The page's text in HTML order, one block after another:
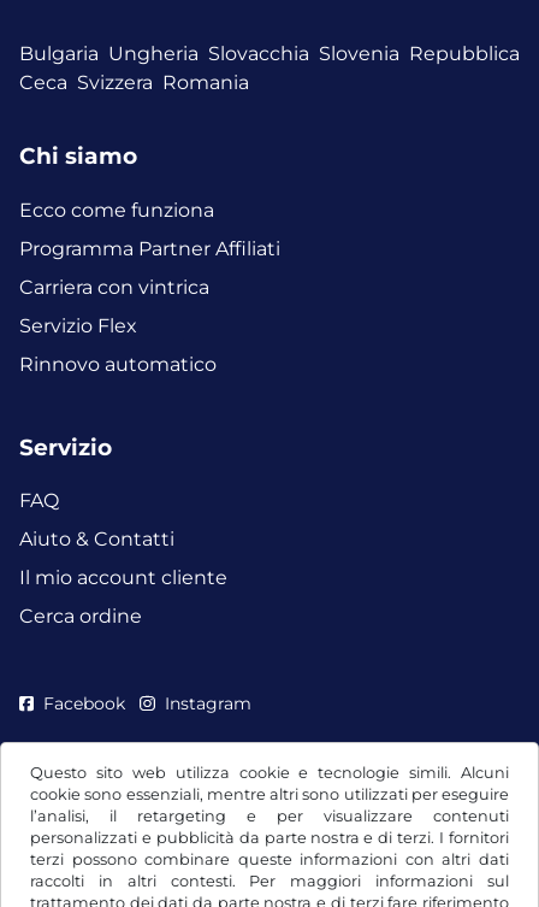
Questo sito web utilizza cookie e tecnologie simili. Alcuni
cookie sono essenziali, mentre altri sono utilizzati per eseguire
l’analisi, il retargeting e per visualizzare contenuti
personalizzati e pubblicità da parte nostra e di terzi. I fornitori
terzi possono combinare queste informazioni con altri dati
raccolti in altri contesti. Per maggiori informazioni sul
trattamento dei dati da parte nostra e di terzi fare riferimento
Bulgaria Ungheria Slovacchia Slovenia Repubblica
Ceca Svizzera Romania
Chi siamo
Ecco come funziona
Programma Partner Affiliati
Carriera con vintrica
Servizio Flex
Rinnovo automatico
Servizio
FAQ
Aiuto & Contatti
Il mio account cliente
Cerca ordine
Facebook Instagram